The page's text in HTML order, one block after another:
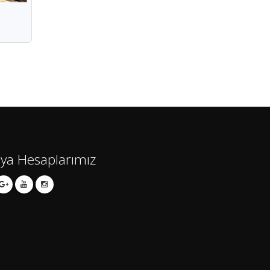
Hesaplarımız